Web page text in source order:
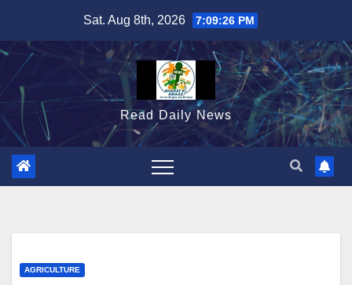
content
Sat. Aug 8th, 2026 7:09:27 PM
Read Daily News
AGRICULTURE